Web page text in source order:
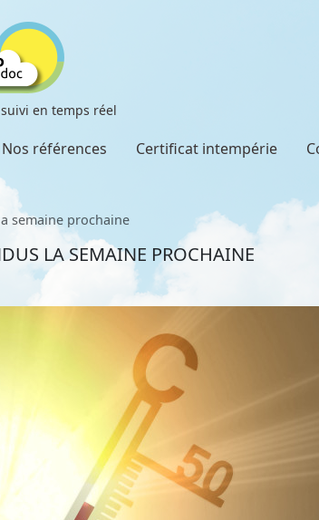
en temps réel
Nos références Certificat intempérie
semaine prochaine
LA SEMAINE PROCHAINE